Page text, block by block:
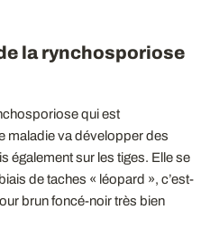
la rynchosporiose
qui est
maladie va développer des
également sur les tiges. Elle se
de taches « léopard », c’est-
brun foncé-noir très bien